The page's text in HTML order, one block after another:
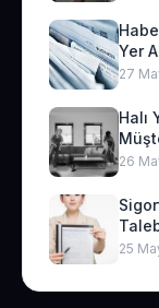
Yer
27
Halı
26
25